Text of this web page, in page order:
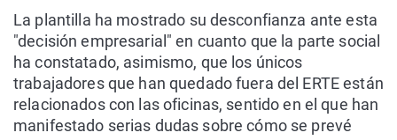
La plantilla ha mostrado su desconfianza ante esta
"decisión empresarial" en cuanto que la parte social
ha constatado, asimismo, que los únicos
trabajadores que han quedado fuera del ERTE están
relacionados con las oficinas, sentido en el que han
manifestado serias dudas sobre cómo se prevé